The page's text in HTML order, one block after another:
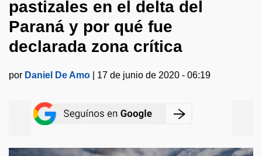
pastizales en el delta del
Paraná y por qué fue
declarada zona crítica
por Daniel De Amo 17 de junio de 2020 - 06:19